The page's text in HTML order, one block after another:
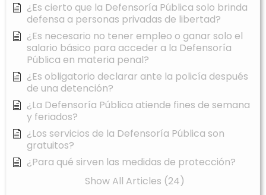
¿Es cierto que la Defensoría Pública solo brinda
defensa a personas privadas de libertad?
¿Es necesario no tener empleo o ganar solo el
salario básico para acceder a la Defensoría
Pública en materia penal?
¿Es obligatorio declarar ante la policía después
de una detención?
¿La Defensoría Pública atiende fines de semana
y feriados?
¿Los servicios de la Defensoría Pública son
gratuitos?
¿Para qué sirven las medidas de protección?
Show All Articles (24)